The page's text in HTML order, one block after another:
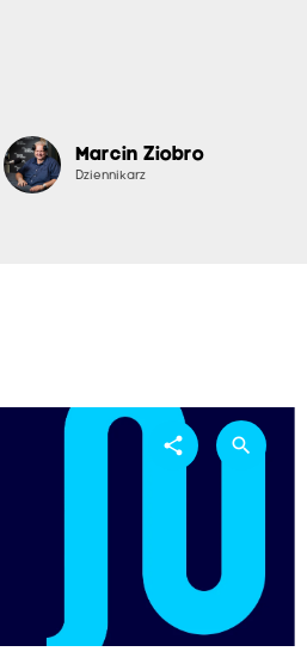
Marcin Ziobro
Dziennikarz
share search